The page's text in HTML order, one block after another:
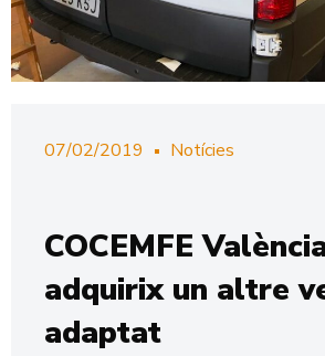
07/02/2019 Notícies
COCEMFE
adquirix un altre
adaptat